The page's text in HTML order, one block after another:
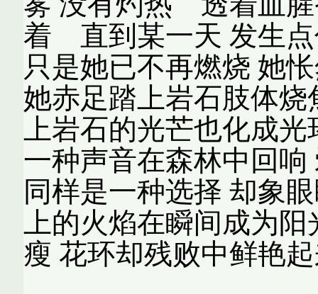
着 直到某一天 发生
只是她已不再燃烧 她
她赤足踏上岩石肢体
上岩石的光芒也化成
一种声音在森林中回
同样是一种选择 却象
上的火焰在瞬间成为
瘦 花环却残败中鲜艳